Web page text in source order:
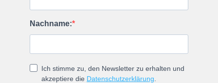
Nachname:
Ich stimme zu, den Newsletter zu erhalten und
akzeptiere die Datenschutzerklärung